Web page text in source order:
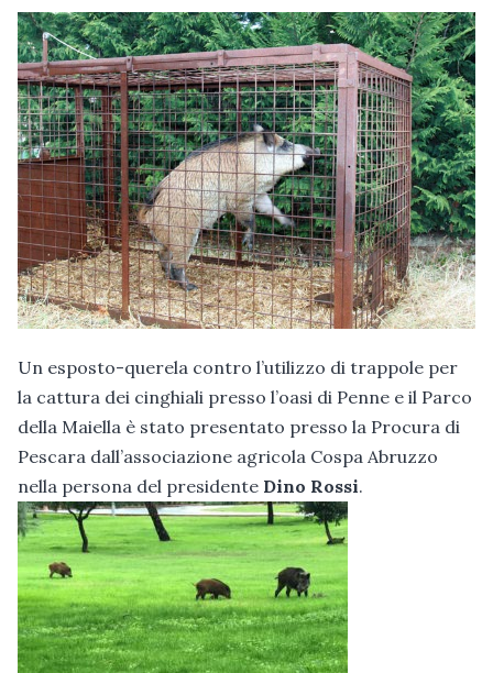
Un esposto-querela contro l’utilizzo di trappole per
la cattura dei cinghiali presso l’oasi di Penne e il Parco
della Maiella è stato presentato presso la Procura di
Pescara dall’associazione agricola Cospa Abruzzo
nella persona del presidente Dino Rossi.